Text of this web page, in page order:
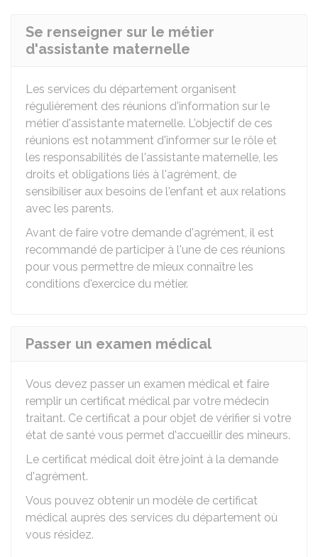
Se renseigner sur le métier
d'assistante maternelle
Les services du département organisent
régulièrement des réunions d'information sur le
métier d'assistante maternelle. L'objectif de ces
réunions est notamment d'informer sur le rôle et
les responsabilités de l'assistante maternelle, les
droits et obligations liés à l'agrément, de
sensibiliser aux besoins de l'enfant et aux relations
avec les parents.
Avant de faire votre demande d'agrément, il est
recommandé de participer à l'une de ces réunions
pour vous permettre de mieux connaître les
conditions d'exercice du métier.
Passer un examen médical
Vous devez passer un examen médical et faire
remplir un certificat médical par votre médecin
traitant. Ce certificat a pour objet de vérifier si votre
état de santé vous permet d'accueillir des mineurs.
Le certificat médical doit être joint à la demande
d'agrément.
Vous pouvez obtenir un modèle de certificat
médical auprès des services du département où
vous résidez.